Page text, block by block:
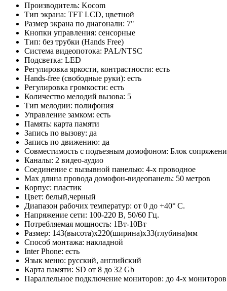
Производитель: Kocom
Тип экрана: TFT LCD, цветной
Размер экрана по диагонали: 7"
Кнопки управления: сенсорные
Тип: без трубки (Hands Free)
Система видеопотока: PAL/NTSC
Подсветка: LED
Регулировка яркости, контрастности: есть
Hands-free (свободные руки): есть
Регулировка громкости: есть
Количество мелодий вызова: 5
Тип мелодии: полифония
Управление замком: есть
Память: карта памяти
Запись по вызову: да
Запись по движению: да
Совместимость с подъезным домофоном: Блок
Каналы: 2 видео-аудио
Соединение с вызывной панелью: 4-х проводное
Max длина провода домофон-видеопанель: 50 метров
Корпус: пластик
Цвет: белый,черный
Диапазон рабочих температур: от 0 до +40° С.
Напряжение сети: 100-220 В, 50/60 Гц.
Потребляемая мощность: 1Вт-10Вт
Размер: 143(высота)х220(ширина)х33(глубина)мм
Способ монтажа: накладной
Inter Phone: есть
Язык меню: русский, английский
Карта памяти: SD от 8 до 32 Gb
Параллельное подключение мониторов: до 4-х мониторов